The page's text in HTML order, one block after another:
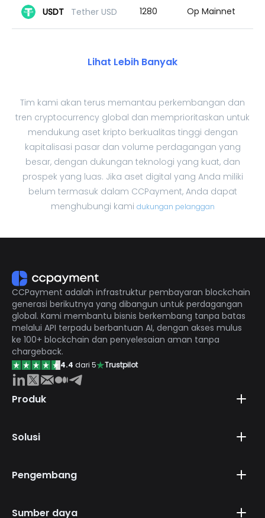
USDT Tether USD 1280 Op Mainnet
Lihat Lebih Banyak
Tim kami akan terus memantau perkembangan dan
tren cryptocurrency global dan memprioritaskan untuk
mendukung aset kripto berkualitas tinggi dengan
kapitalisasi pasar dan volume perdagangan yang
besar, dengan dukungan teknologi yang kuat, dan
prospek yang luas. Jika aset digital yang Anda miliki
belum termasuk dalam CCPayment, Anda dapat
menghubungi kami dukungan pelanggan
CCPayment adalah infrastruktur pembayaran blockchain
generasi berikutnya yang dibangun untuk perdagangan
global. Kami membantu bisnis berkembang tanpa batas
melalui API terpadu berbantuan AI, dengan akses mulus
ke 100+ blockchain dan penyelesaian aman tanpa
chargeback.
4.4 dari 5 Trustpilot
Produk
Solusi
Pengembang
Sumber daya